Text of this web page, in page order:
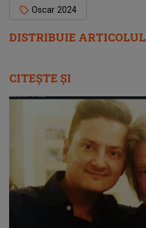
DISTRIBUIE ARTICOLUL
Oscar 2024
CITEȘTE ȘI